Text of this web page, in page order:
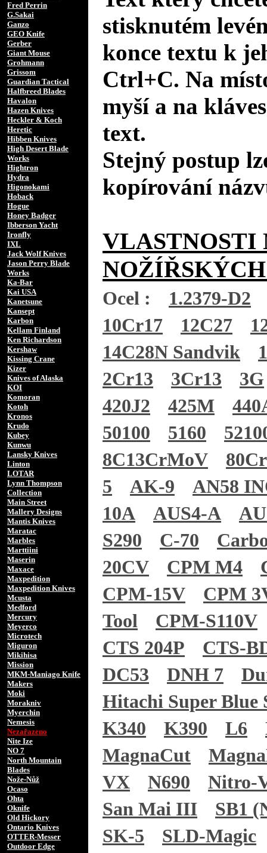
Fred Perrin
G.Sakai
Ganzo
GEO Knife
Gerber
Giant Mouse
Grohmann
Grissom
Guardian Tactical
Halfbreed Blades
Havalon
Hazen Knives
Heckler & Koch
Heretic
Hibben Knives
High Desert Blade
Works
Hightron
Hydra
Higonokami
Hoback
Hogue
Honey Badger
Ibberson Yacht
Ironfly
IXL
Jack Wolf Knives
Jason Perry Blade
Works
Ka-Bar
Kai USA
Kanetsune
Kansept
Karbon
Kellam Finland
Ken Richardson
Kershaw
Kissing Crane
Kizer
Knives of Alaska
KOI
Komoran
Kotoh
Kronos
Krudo
Kubey
Kunwu
Lansky Knives
Linton
LOTAR
Lynn Thompson
Collection
Main Street
Mallery Designs
Mantis Knives
Maratac
Marbles
Marttiini
Maserin
Maxace
Maxpedition
Maxpedition Knives
Mcusta
Medford
Mercury
Meyerco
Microtech
Miguron
Mikihisa
Mission
MKM-Maniago Knife
Makers
Moki
Morakniv
Myerchin
Nemesis
Nezařazeno
Nite Ize
NO 7
North Mountain
Blades
Nože-Nůž
Ocaso
Ohta
Oknife
Old Hickory
Ontario Knives
OTTER-Messer
Outdoor Edge
stisknutém
konce textu k
Ctrl+C. Na
myší a na
text.
Stejný postup
kopírování
VLASTNOSTI
Ocel :
1.2379-D2
10Cr17
12C27
14C28N Sandvik
2Cr13
3Cr13
3G
420J2
425M
50100
5160
8C13CrMoV
5
AK-9
AN58
10A
AUS4-A
S290
C-70
20CV
CPM M4
CPM-15V
CPM
Tool
CPM-S110V
CTS 204P
CTS-
DC53
DNH 7
Hitachi Super Blue
K340
K390 L6
MagnaCut
VX
N690
Nitro-
San Mai III
SB1
SK-5
SLD-Magic